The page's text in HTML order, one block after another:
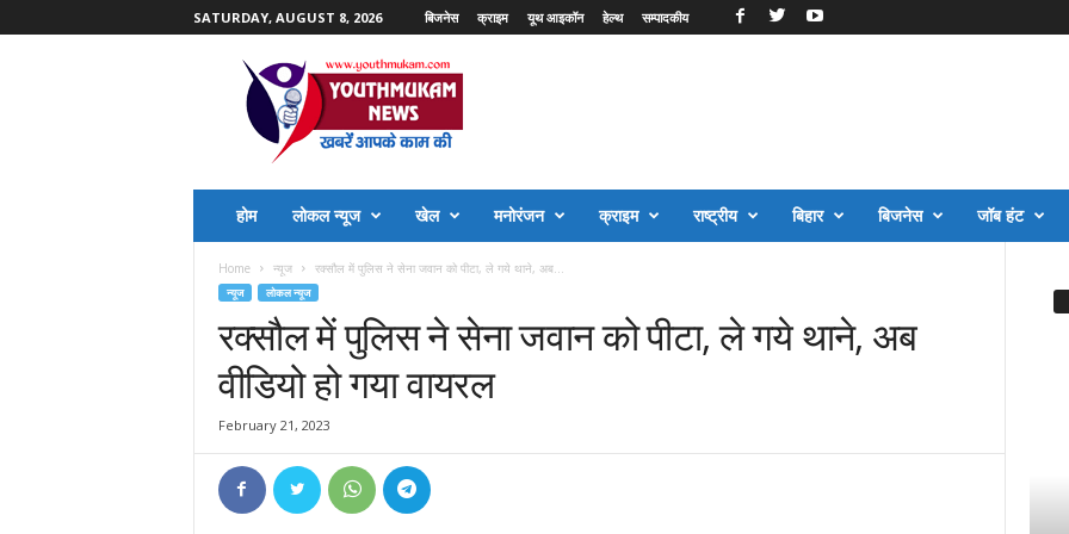
SATURDAY, AUGUST 8, 2026 बिजनेस क्राइम यूथ आइकॉन हेल्थ सम्पादकीय
होम लोकल न्यूज खेल मनोरंजन क्राइम राष्ट्रीय बिहार बिजनेस जॉब हंट
Home न्यूज रक्सौल में पुलिस ने सेना जवान को पीटा, ले गये थाने, अब...
न्यूज लोकल न्यूज
रक्सौल में पुलिस ने सेना जवान को पीटा, ले गये थाने, अब
वीडियो हो गया वायरल
February 21, 2023